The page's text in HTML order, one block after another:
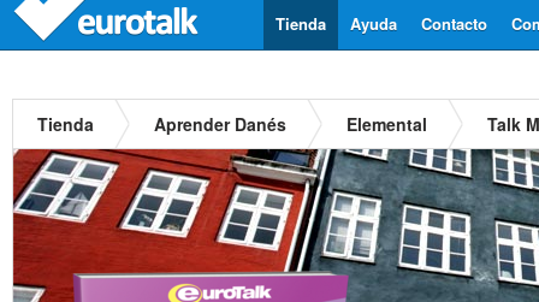
Contacto
Ayuda
Tienda
Tienda Aprender Danés Elemental Talk